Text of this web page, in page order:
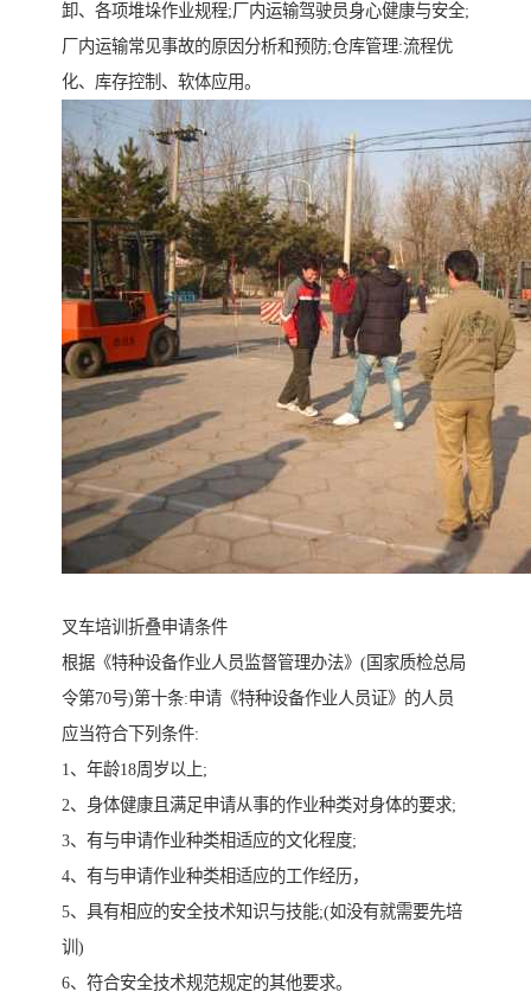
卸、各项堆垛作业规程;厂内运输驾驶员身心健康与安全;
厂内运输常见事故的原因分析和预防;仓库管理:流程优
化、库存控制、软体应用。
叉车培训折叠申请条件
根据《特种设备作业人员监督管理办法》(国家质检总局
令第70号)第十条:申请《特种设备作业人员证》的人员
应当符合下列条件:
1、年龄18周岁以上;
2、身体健康且满足申请从事的作业种类对身体的要求;
3、有与申请作业种类相适应的文化程度;
4、有与申请作业种类相适应的工作经历，
5、具有相应的安全技术知识与技能;(如没有就需要先培
训)
6、符合安全技术规范规定的其他要求。